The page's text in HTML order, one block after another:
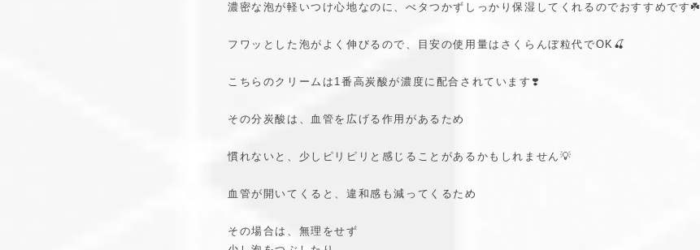
濃密な泡が軽いつけ心地なのに、べタつかずしっかり保湿してくれるのでおすすめです☘️
フワッとした泡がよく伸びるので、目安の使用量はさくらんぼ粒代でOK🍒
こちらのクリームは1番高炭酸が濃度に配合されています❣️
その分炭酸は、血管を広げる作用があるため
慣れないと、少しピリピリと感じることがあるかもしれません💡
血管が開いてくると、違和感も減ってくるため
その場合は、無理をせず